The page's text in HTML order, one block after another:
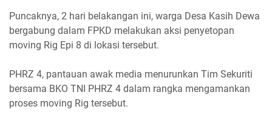
Puncaknya, 2 hari belakangan ini, warga Desa Kasih Dewa
bergabung dalam FPKD melakukan aksi penyetopan
moving Rig Epi 8 di lokasi tersebut.
PHRZ 4, pantauan awak media menurunkan Tim Sekuriti
bersama BKO TNI PHRZ 4 dalam rangka mengamankan
proses moving Rig tersebut.